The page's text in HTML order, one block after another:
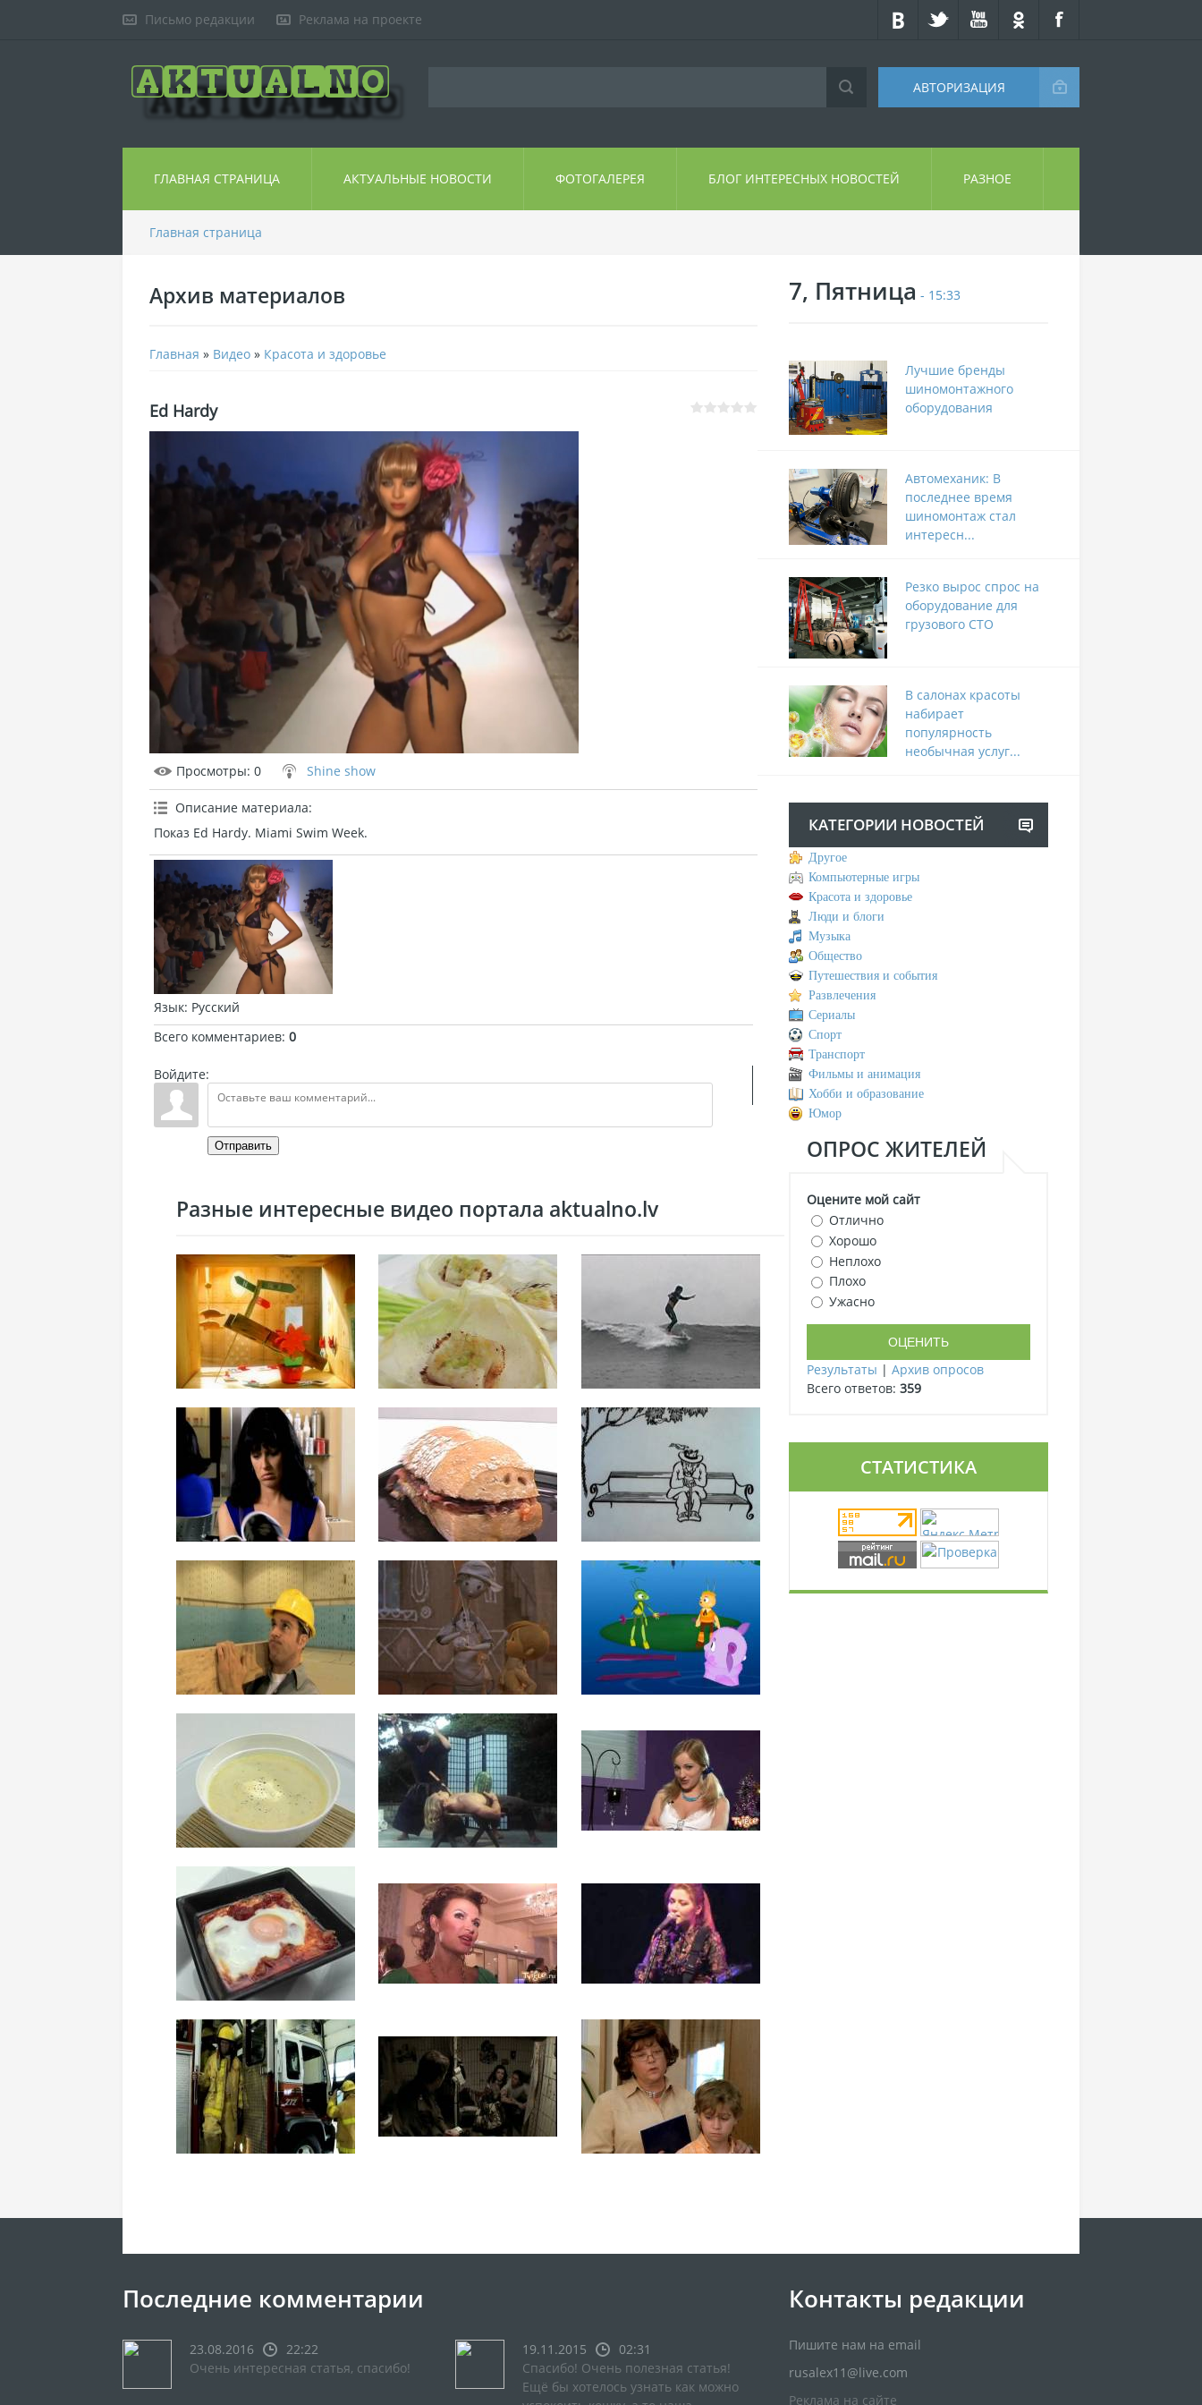
Письмо редакции Реклама на проекте
АВТОРИЗАЦИЯ
ГЛАВНАЯ СТРАНИЦА АКТУАЛЬНЫЕ НОВОСТИ ФОТОГАЛЕРЕЯ БЛОГ ИНТЕРЕСНЫХ НОВОСТЕЙ РАЗНОЕ
Главная страница
Архив материалов
Главная » Видео » Красота и здоровье
Ed Hardy
Просмотры: 0 Shine show
Описание материала:
Показ Ed Hardy. Miami Swim Week.
Язык: Русский
Всего комментариев: 0
Войдите:
Отправить
Разные интересные видео портала aktualno.lv
7, Пятница - 15:33
Лучшие бренды
шиномонтажного
оборудования
Автомеханик: В
последнее время
шиномонтаж стал
интересн...
Резко вырос спрос на
оборудование для
грузового СТО
В салонах красоты
набирает
популярность
необычная услуг...
КАТЕГОРИИ НОВОСТЕЙ
Другое
Компьютерные игры
Красота и здоровье
Люди и блоги
Музыка
Общество
Путешествия и события
Развлечения
Сериалы
Спорт
Транспорт
Фильмы и анимация
Хобби и образование
Юмор
ОПРОС ЖИТЕЛЕЙ
Оцените мой сайт
Отлично
Хорошо
Неплохо
Плохо
Ужасно
Результаты | Архив опросов
Всего ответов: 359
СТАТИСТИКА
Последние комментарии
23.08.2016
22:22
Очень интересная статья, спасибо!
19.11.2015
02:31
Спасибо! Очень полезная статья!
Ещё бы хотелось узнать как можно
Контакты редакции
Пишите нам на email
rusalex11@live.com
Реклама на сайте